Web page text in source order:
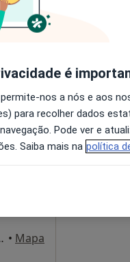
•Mapa
Av 5 de Outubro), Lisboa • Mapa
Hoje
6 Ago
é
nos a nós e aos
para recolher dados
Pode ver e
Saiba mais na política